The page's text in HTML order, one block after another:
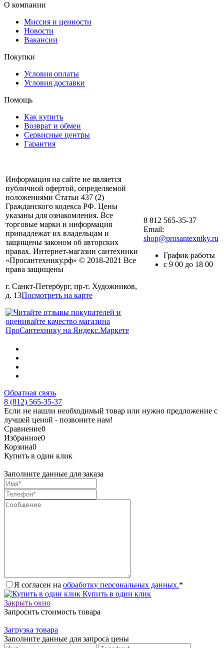
О компании
Миссия и ценности
Новости
Вакансии
Покупки
Условия оплаты
Условия доставки
Помощь
Как купить
Возврат и обмен
Сервисные центры
Гарантия
Информация на сайте не является
публичной офертой, определяемой
положениями Статьи 437 (2)
Гражданского кодекса РФ. Цены
указаны для ознакомления. Все
торговые марки и информация
принадлежат их владельцам и
защищены законом об авторских
правах. Интернет-магазин сантехники
«Просантехнику.рф» © 2018-2021 Все
права защищены
г. Санкт-Петербург, пр-т. Художников,
д. 13Посмотреть на карте
8 812 565-35-37
Email:
shop@prosantexniky.ru
График работы
с 9 00 до 18 00
Обратная связь
8 (812) 565-35-37
Если не нашли необходимый товар или нужно предложение с
лучшей ценой - позвоните нам!
Сравнение0
Избранное0
Корзина0
Купить в один клик
Заполните данные для заказа
Я согласен на обработку персональных данных.*
Купить в один клик
Закрыть окно
Запросить стоимость товара
Загрузка товара
Заполните данные для запроса цены